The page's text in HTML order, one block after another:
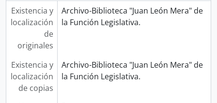
Existencia y
localización
de
originales
Archivo-Biblioteca "Juan León Mera" de
la Función Legislativa.
Existencia y
localización
de copias
Archivo-Biblioteca "Juan León Mera" de
la Función Legislativa.